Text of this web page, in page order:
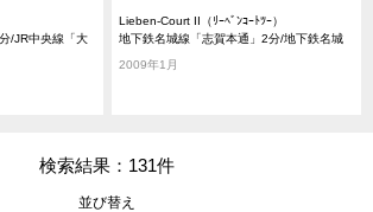
/JR中央線「大
Lieben-Court II（ﾘｰﾍﾞﾝｺｰﾄﾂｰ）
地下鉄名城線「志賀本通」2分/地下鉄名城
2009年1月
検索結果：131件
並び替え